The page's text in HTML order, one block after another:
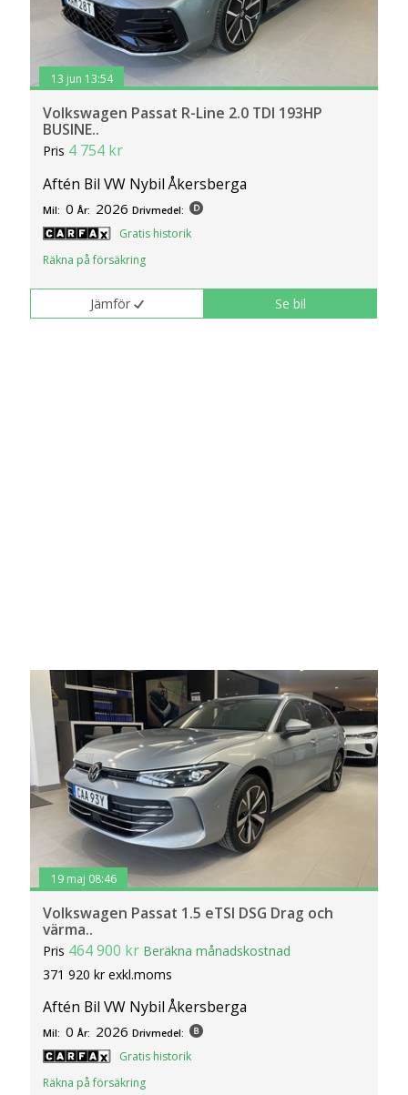
13 jun 13:54
Volkswagen Passat R-Line 2.0 TDI 193HP
BUSINE..
Pris 4 754 kr
Aftén Bil VW Nybil Åkersberga
Mil: 0 År: 2026 Drivmedel:
Gratis historik
Räkna på försäkring
Jämför Se bil
19 maj 08:46
Volkswagen Passat 1.5 eTSI DSG Drag och
värma..
Pris 464 900 kr Beräkna månadskostnad
371 920 kr exkl.moms
Aftén Bil VW Nybil Åkersberga
Mil: 0 År: 2026 Drivmedel:
Gratis historik
Räkna på försäkring